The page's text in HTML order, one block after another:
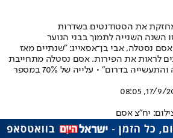
השנה השנייה לתמוך בבני הנוער
נסטלה, אבי בן־אסאייג: "שנתיים מאז
לראות את הפירות. אסם נסטלה מתחייבת
להמשיך ולחזק את הקהילה והתעשייה בדרום" • עלייה של 70% במספר
17/9/2025,
יח"צ אסם